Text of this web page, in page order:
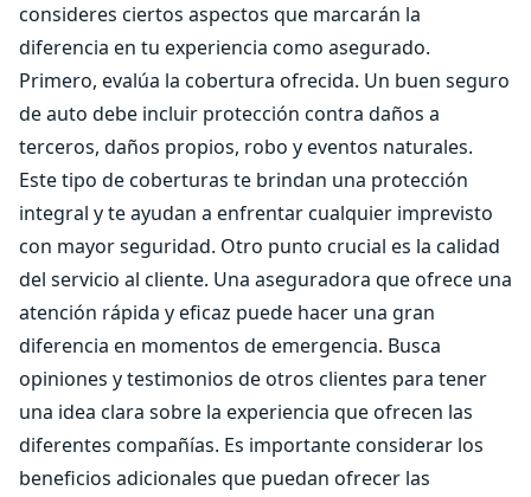
consideres ciertos aspectos que marcarán la
diferencia en tu experiencia como asegurado.
Primero, evalúa la cobertura ofrecida. Un buen seguro
de auto debe incluir protección contra daños a
terceros, daños propios, robo y eventos naturales.
Este tipo de coberturas te brindan una protección
integral y te ayudan a enfrentar cualquier imprevisto
con mayor seguridad. Otro punto crucial es la calidad
del servicio al cliente. Una aseguradora que ofrece una
atención rápida y eficaz puede hacer una gran
diferencia en momentos de emergencia. Busca
opiniones y testimonios de otros clientes para tener
una idea clara sobre la experiencia que ofrecen las
diferentes compañías. Es importante considerar los
beneficios adicionales que puedan ofrecer las